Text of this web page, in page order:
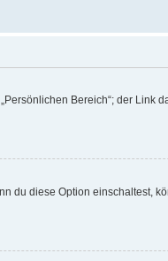
Bereich“; der Link
du diese Option einschaltest,